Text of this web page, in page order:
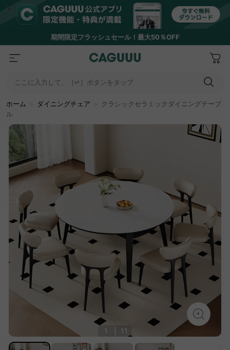
期間限定フラッシュセール！最大50％OFF
ここに入力して、［↵］ボタンをタップ
ホーム ダイニングチェア
クラシックセラミックダイニングテーブ
ル
1 11